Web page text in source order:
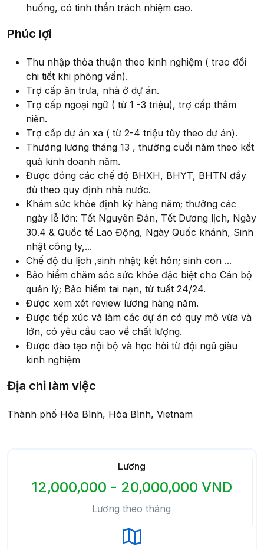
huống, có tinh thần trách nhiệm cao.
Phúc lợi
Thu nhập thỏa thuận theo kinh nghiệm ( trao đổi
chi tiết khi phỏng vấn).
Trợ cấp ăn trưa, nhà ở dự án.
Trợ cấp ngoại ngữ ( từ 1 -3 triệu), trợ cấp thâm
niên.
Trợ cấp dự án xa ( từ 2-4 triệu tùy theo dự án).
Thưởng lương tháng 13 , thường cuối năm theo kết
quả kinh doanh năm.
Được đóng các chế độ BHXH, BHYT, BHTN đầy
đủ theo quy định nhà nước.
Khám sức khỏe định kỳ hàng năm; thưởng các
ngày lễ lớn: Tết Nguyên Đán, Tết Dương lịch, Ngày
30.4 & Quốc tế Lao Động, Ngày Quốc khánh, Sinh
nhật công ty,...
Chế độ du lịch ,sinh nhật; kết hôn; sinh con ...
Bảo hiểm chăm sóc sức khỏe đặc biệt cho Cán bộ
quản lý; Bảo hiểm tai nạn, tử tuất 24/24.
Được xem xét review lương hàng năm.
Được tiếp xúc và làm các dự án có quy mô vừa và
lớn, có yêu cầu cao về chất lượng.
Được đào tạo nội bộ và học hỏi từ đội ngũ giàu
kinh nghiệm
Địa chỉ làm việc
Thành phố Hòa Bình, Hòa Bình, Vietnam
Lương
12,000,000 - 20,000,000 VND
Lương theo tháng